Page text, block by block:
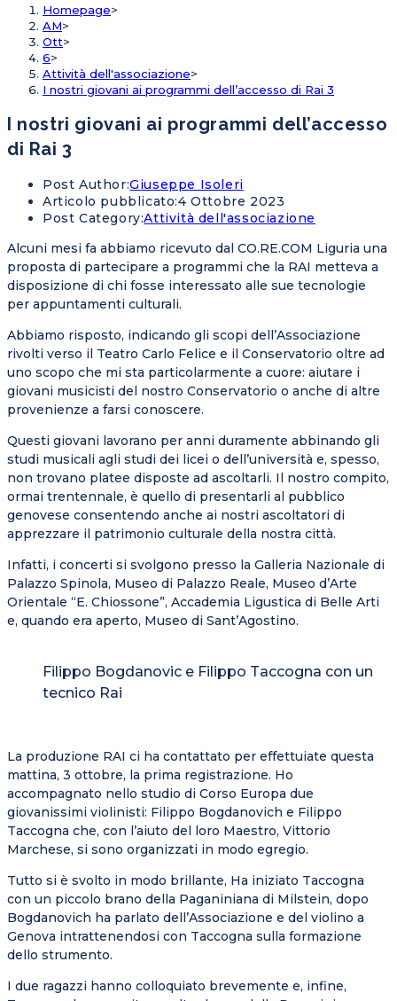
Homepage>
AM>
Ott>
6>
Attività dell'associazione>
I nostri giovani ai programmi dell’accesso di Rai 3
I nostri giovani ai programmi dell’accesso
di Rai 3
Post Author:Giuseppe Isoleri
Articolo pubblicato:4 Ottobre 2023
Post Category:Attività dell'associazione
Alcuni mesi fa abbiamo ricevuto dal CO.RE.COM Liguria una
proposta di partecipare a programmi che la RAI metteva a
disposizione di chi fosse interessato alle sue tecnologie
per appuntamenti culturali.
Abbiamo risposto, indicando gli scopi dell’Associazione
rivolti verso il Teatro Carlo Felice e il Conservatorio oltre ad
uno scopo che mi sta particolarmente a cuore: aiutare i
giovani musicisti del nostro Conservatorio o anche di altre
provenienze a farsi conoscere.
Questi giovani lavorano per anni duramente abbinando gli
studi musicali agli studi dei licei o dell’università e, spesso,
non trovano platee disposte ad ascoltarli. Il nostro compito,
ormai trentennale, è quello di presentarli al pubblico
genovese consentendo anche ai nostri ascoltatori di
apprezzare il patrimonio culturale della nostra città.
Infatti, i concerti si svolgono presso la Galleria Nazionale di
Palazzo Spinola, Museo di Palazzo Reale, Museo d’Arte
Orientale “E. Chiossone”, Accademia Ligustica di Belle Arti
e, quando era aperto, Museo di Sant’Agostino.
Filippo Bogdanovic e Filippo Taccogna con un
tecnico Rai
La produzione RAI ci ha contattato per effettuiate questa
mattina, 3 ottobre, la prima registrazione. Ho
accompagnato nello studio di Corso Europa due
giovanissimi violinisti: Filippo Bogdanovich e Filippo
Taccogna che, con l’aiuto del loro Maestro, Vittorio
Marchese, si sono organizzati in modo egregio.
Tutto si è svolto in modo brillante, Ha iniziato Taccogna
con un piccolo brano della Paganiniana di Milstein, dopo
Bogdanovich ha parlato dell’Associazione e del violino a
Genova intrattenendosi con Taccogna sulla formazione
dello strumento.
I due ragazzi hanno colloquiato brevemente e, infine,